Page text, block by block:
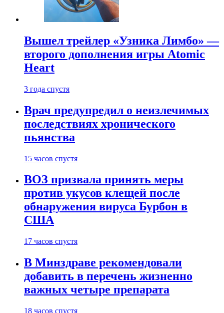
Вышел трейлер «Узника Лимбо» —
второго дополнения игры Atomic
Heart
3 года спустя
Врач предупредил о неизлечимых
последствиях хронического
пьянства
15 часов спустя
ВОЗ призвала принять меры
против укусов клещей после
обнаружения вируса Бурбон в
США
17 часов спустя
В Минздраве рекомендовали
добавить в перечень жизненно
важных четыре препарата
18 часов спустя